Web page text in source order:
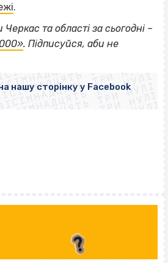
.
Черкас та області за сьогодні –
. Підписуйся, аби не
ТРИ НУЛІ
ТРИ НУЛІ
ТРИ НУЛІ
ТРИ НУЛІ
ТРИ НУЛІ
ВІСІМНАДЦЯТЬ ТРИ НУЛІ
ВІСІМНАДЦЯТЬ ТРИ НУЛІ
ВІСІМНАДЦЯТЬ ТРИ НУЛІ
нашу сторінку у Facebook